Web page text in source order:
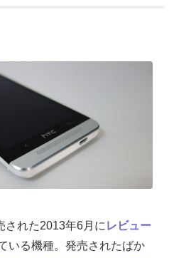
された2013年6月に レビュー
いる機種。発売されたばか